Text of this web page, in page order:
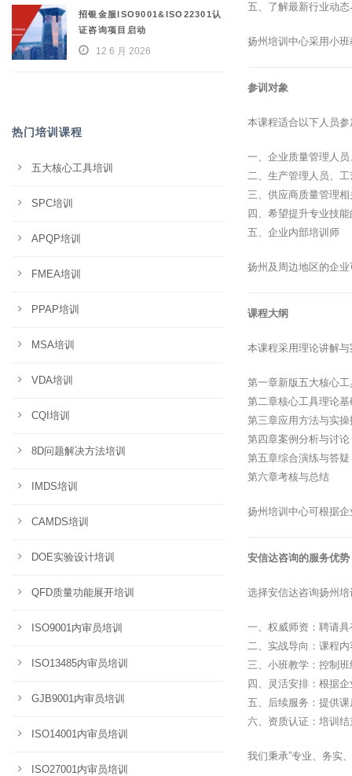
五、了解最新行业动
扬州培训中心采用小
参训对象
本课程适合以下人员参
一、企业质量管理人
二、生产管理人员、
三、供应商质量管理
四、希望提升专业技
五、企业内部培训师
扬州及周边地区的企
课程大纲
本课程采用理论讲解
第一章新版五大核心
第二章核心工具理论基
第三章应用方法与实操
第四章案例分析与讨论
第五章综合演练与答疑
第六章考核与总结
扬州培训中心可根据
安信达咨询的服务优势
选择安信达咨询扬州
一、权威师资：聘请
二、实战导向：课程
三、小班教学：控制
四、灵活安排：根据
五、后续服务：提供
六、资质认证：培训
我们秉承”专业、务实
招银金服ISO9001&ISO22301认
证咨询项目启动
12 6 月 2026
热门培训课程
五大核心工具培训
SPC培训
APQP培训
FMEA培训
PPAP培训
MSA培训
VDA培训
CQI培训
8D问题解决方法培训
IMDS培训
CAMDS培训
DOE实验设计培训
QFD质量功能展开培训
ISO9001内审员培训
ISO13485内审员培训
GJB9001内审员培训
ISO14001内审员培训
ISO27001内审员培训